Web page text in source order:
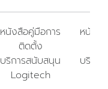
หนังสือคู่มือการ
ติดตั้ง
บริการสนับสนุน
Logitech
หนังสื
บริกา